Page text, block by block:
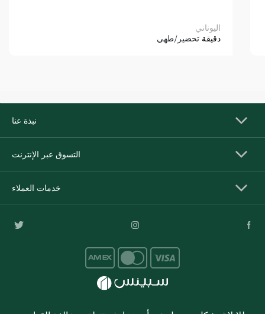
اليوناني
دقيقة تحضير/طهي
نبذة عنا
التسوق عبر الإنترنت
خدمات العملاء